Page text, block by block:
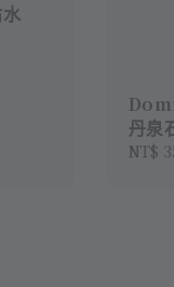
丹泉
NT$